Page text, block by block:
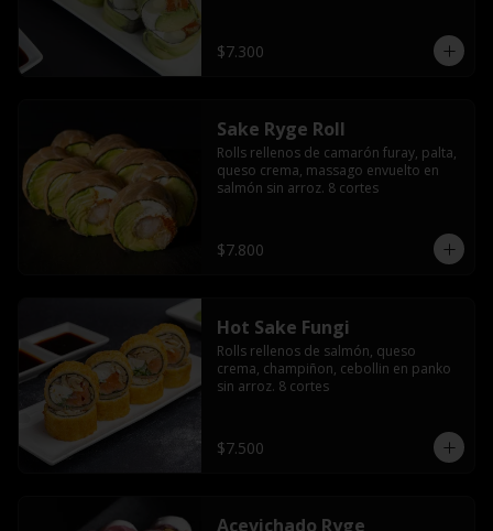
$7.300
Sake Ryge Roll
Rolls rellenos de camarón furay, palta,
queso crema, massago envuelto en
salmón sin arroz. 8 cortes
$7.800
Hot Sake Fungi
Rolls rellenos de salmón, queso
crema, champiñon, cebollin en panko
sin arroz. 8 cortes
$7.500
Acevichado Ryge